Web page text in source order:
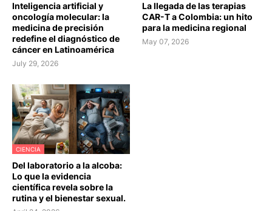
Inteligencia artificial y
oncología molecular: la
medicina de precisión
redefine el diagnóstico de
cáncer en Latinoamérica
July 29, 2026
La llegada de las terapias
CAR-T a Colombia: un hito
para la medicina regional
May 07, 2026
CIENCIA
Del laboratorio a la alcoba:
Lo que la evidencia
científica revela sobre la
rutina y el bienestar sexual.